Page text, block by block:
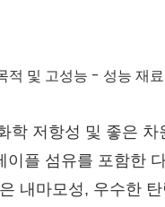
학 저항성 및 좋은
이플 섬유를 포함한
내마모성, 우수한